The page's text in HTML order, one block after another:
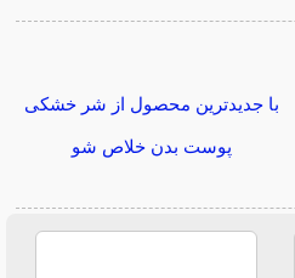
با جدیدترین محصول از شر خشکی
پوست بدن خلاص شو